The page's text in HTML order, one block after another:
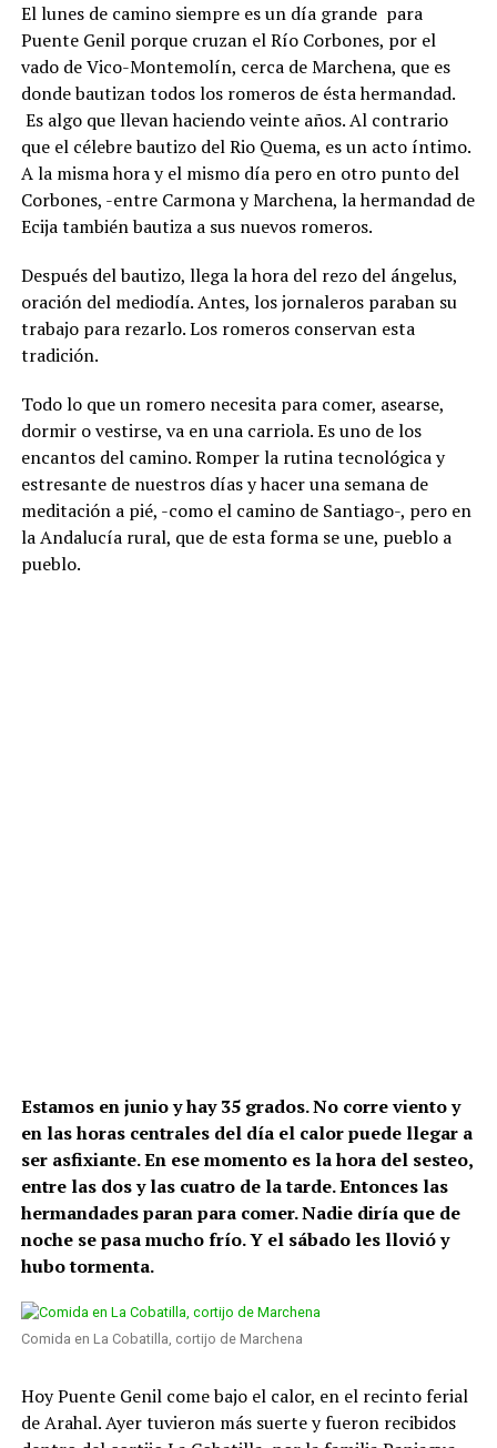
El lunes de camino siempre es un día grande para
Puente Genil porque cruzan el Río Corbones, por el
vado de Vico-Montemolín, cerca de Marchena, que es
donde bautizan todos los romeros de ésta hermandad.
Es algo que llevan haciendo veinte años. Al contrario
que el célebre bautizo del Rio Quema, es un acto íntimo.
A la misma hora y el mismo día pero en otro punto del
Corbones, -entre Carmona y Marchena, la hermandad de
Ecija también bautiza a sus nuevos romeros.
Después del bautizo, llega la hora del rezo del ángelus,
oración del mediodía. Antes, los jornaleros paraban su
trabajo para rezarlo. Los romeros conservan esta
tradición.
Todo lo que un romero necesita para comer, asearse,
dormir o vestirse, va en una carriola. Es uno de los
encantos del camino. Romper la rutina tecnológica y
estresante de nuestros días y hacer una semana de
meditación a pié, -como el camino de Santiago-, pero en
la Andalucía rural, que de esta forma se une, pueblo a
pueblo.
Estamos en junio y hay 35 grados. No corre viento y
en las horas centrales del día el calor puede llegar a
ser asfixiante. En ese momento es la hora del sesteo,
entre las dos y las cuatro de la tarde. Entonces las
hermandades paran para comer. Nadie diría que de
noche se pasa mucho frío. Y el sábado les llovió y
hubo tormenta.
Comida en La Cobatilla, cortijo de Marchena
Hoy Puente Genil come bajo el calor, en el recinto ferial
de Arahal. Ayer tuvieron más suerte y fueron recibidos